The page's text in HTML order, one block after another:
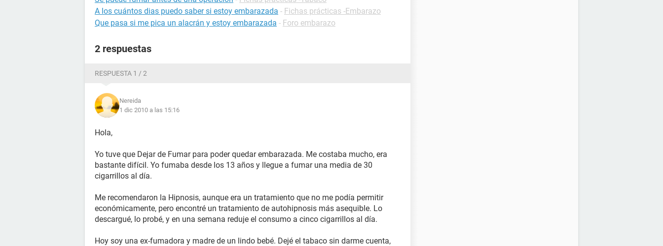
A los cuántos dias puedo saber si estoy embarazada - Fichas prácticas -Embarazo
Que pasa si me pica un alacrán y estoy embarazada - Foro embarazo
2 respuestas
RESPUESTA 1 / 2
Nereida
1 dic 2010 a las 15:16
Hola,
Yo tuve que Dejar de Fumar para poder quedar embarazada. Me costaba mucho, era
bastante difícil. Yo fumaba desde los 13 años y llegue a fumar una media de 30
cigarrillos al día.
Me recomendaron la Hipnosis, aunque era un tratamiento que no me podía permitir
económicamente, pero encontré un tratamiento de autohipnosis más asequible. Lo
descargué, lo probé, y en una semana reduje el consumo a cinco cigarrillos al día.
Hoy soy una ex-fumadora y madre de un lindo bebé. Dejé el tabaco sin darme cuenta,